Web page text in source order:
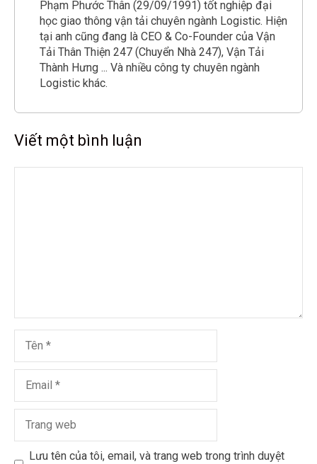
Phạm Phước Thân (29/09/1991) tốt nghiệp đại
học giao thông vận tải chuyên ngành Logistic. Hiện
tại anh cũng đang là CEO & Co-Founder của Vận
Tải Thân Thiện 247 (Chuyển Nhà 247), Vận Tải
Thành Hưng ... Và nhiều công ty chuyên ngành
Logistic khác.
Viết một bình luận
Lưu tên của tôi, email, và trang web trong trình duyệt